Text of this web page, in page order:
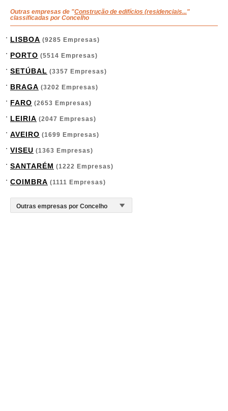
Outras empresas de "Construção de edifícios (residenciais..."
classificadas por Concelho
LISBOA (9285 Empresas)
PORTO (5514 Empresas)
SETÚBAL (3357 Empresas)
BRAGA (3202 Empresas)
FARO (2653 Empresas)
LEIRIA (2047 Empresas)
AVEIRO (1699 Empresas)
VISEU (1363 Empresas)
SANTARÉM (1222 Empresas)
COIMBRA (1111 Empresas)